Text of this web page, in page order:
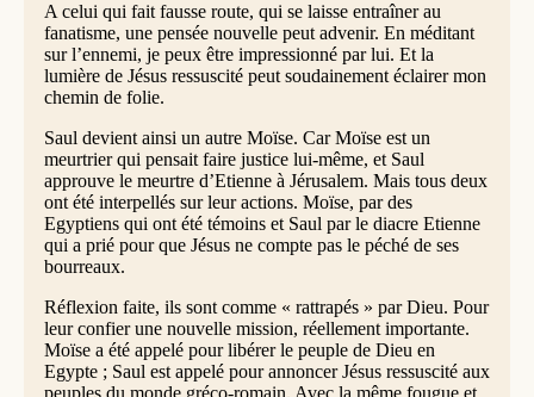
A celui qui fait fausse route, qui se laisse entraîner au
fanatisme, une pensée nouvelle peut advenir. En méditant
sur l’ennemi, je peux être impressionné par lui. Et la
lumière de Jésus ressuscité peut soudainement éclairer mon
chemin de folie.
Saul devient ainsi un autre Moïse. Car Moïse est un
meurtrier qui pensait faire justice lui-même, et Saul
approuve le meurtre d’Etienne à Jérusalem. Mais tous deux
ont été interpellés sur leur actions. Moïse, par des
Egyptiens qui ont été témoins et Saul par le diacre Etienne
qui a prié pour que Jésus ne compte pas le péché de ses
bourreaux.
Réflexion faite, ils sont comme « rattrapés » par Dieu. Pour
leur confier une nouvelle mission, réellement importante.
Moïse a été appelé pour libérer le peuple de Dieu en
Egypte ; Saul est appelé pour annoncer Jésus ressuscité aux
peuples du monde gréco-romain. Avec la même fougue et